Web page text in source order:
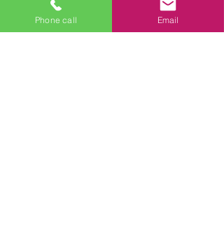
Phone call Email